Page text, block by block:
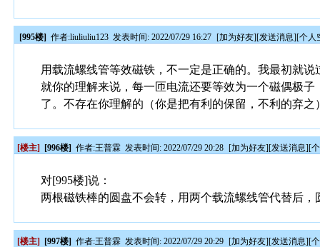
[995楼] 作者:liuliuliu123 发表时间: 2022/07/29 16:27 [加为好友][发送消息][个人
用载流螺线管等效磁铁，不一定是正确的。我最初就
就你的理解来说，每一匝电流还要等效为一个磁偶极
了。不存在你理解的（你是把有利的保留，不利的弃之
[楼主] [996楼] 作者:王普霖 发表时间: 2022/07/29 20:28 [加为好友][发送消息][
对[995楼]说：
两根磁铁棒的圆盘不会转，用两个载流螺线管代替后
[楼主] [997楼] 作者:王普霖 发表时间: 2022/07/29 20:29 [加为好友][发送消息][